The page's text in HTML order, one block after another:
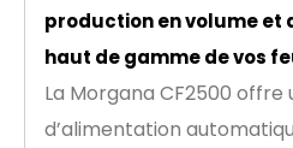
production en volume
haut de gamme de vos
La Morgana CF2500 offre
d’alimentation